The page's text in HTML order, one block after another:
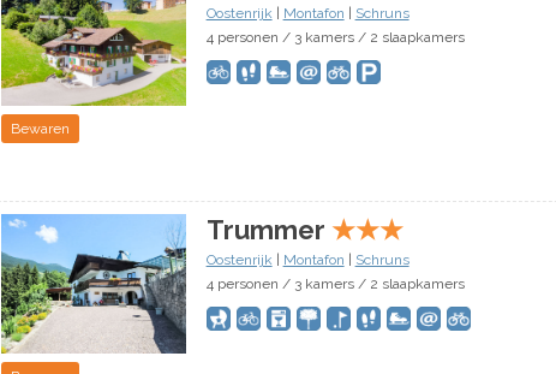
Oostenrijk | Montafon | Schruns
4 personen / 3 kamers / 2 slaapkamers
Bewaren
Trummer ★★★
Oostenrijk | Montafon | Schruns
4 personen / 3 kamers / 2 slaapkamers